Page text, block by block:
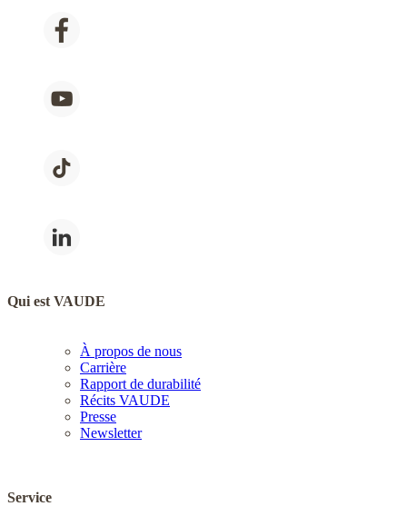
Qui est VAUDE
À propos de nous
Carrière
Rapport de durabilité
Récits VAUDE
Presse
Newsletter
Service